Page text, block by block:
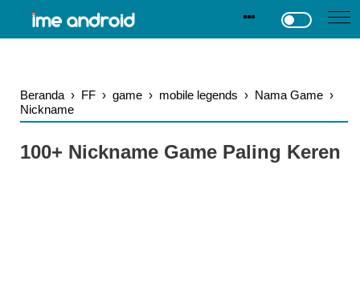
Beranda › FF › game › mobile legends › Nama Game ›
Nickname
100+ Nickname Game Paling Keren